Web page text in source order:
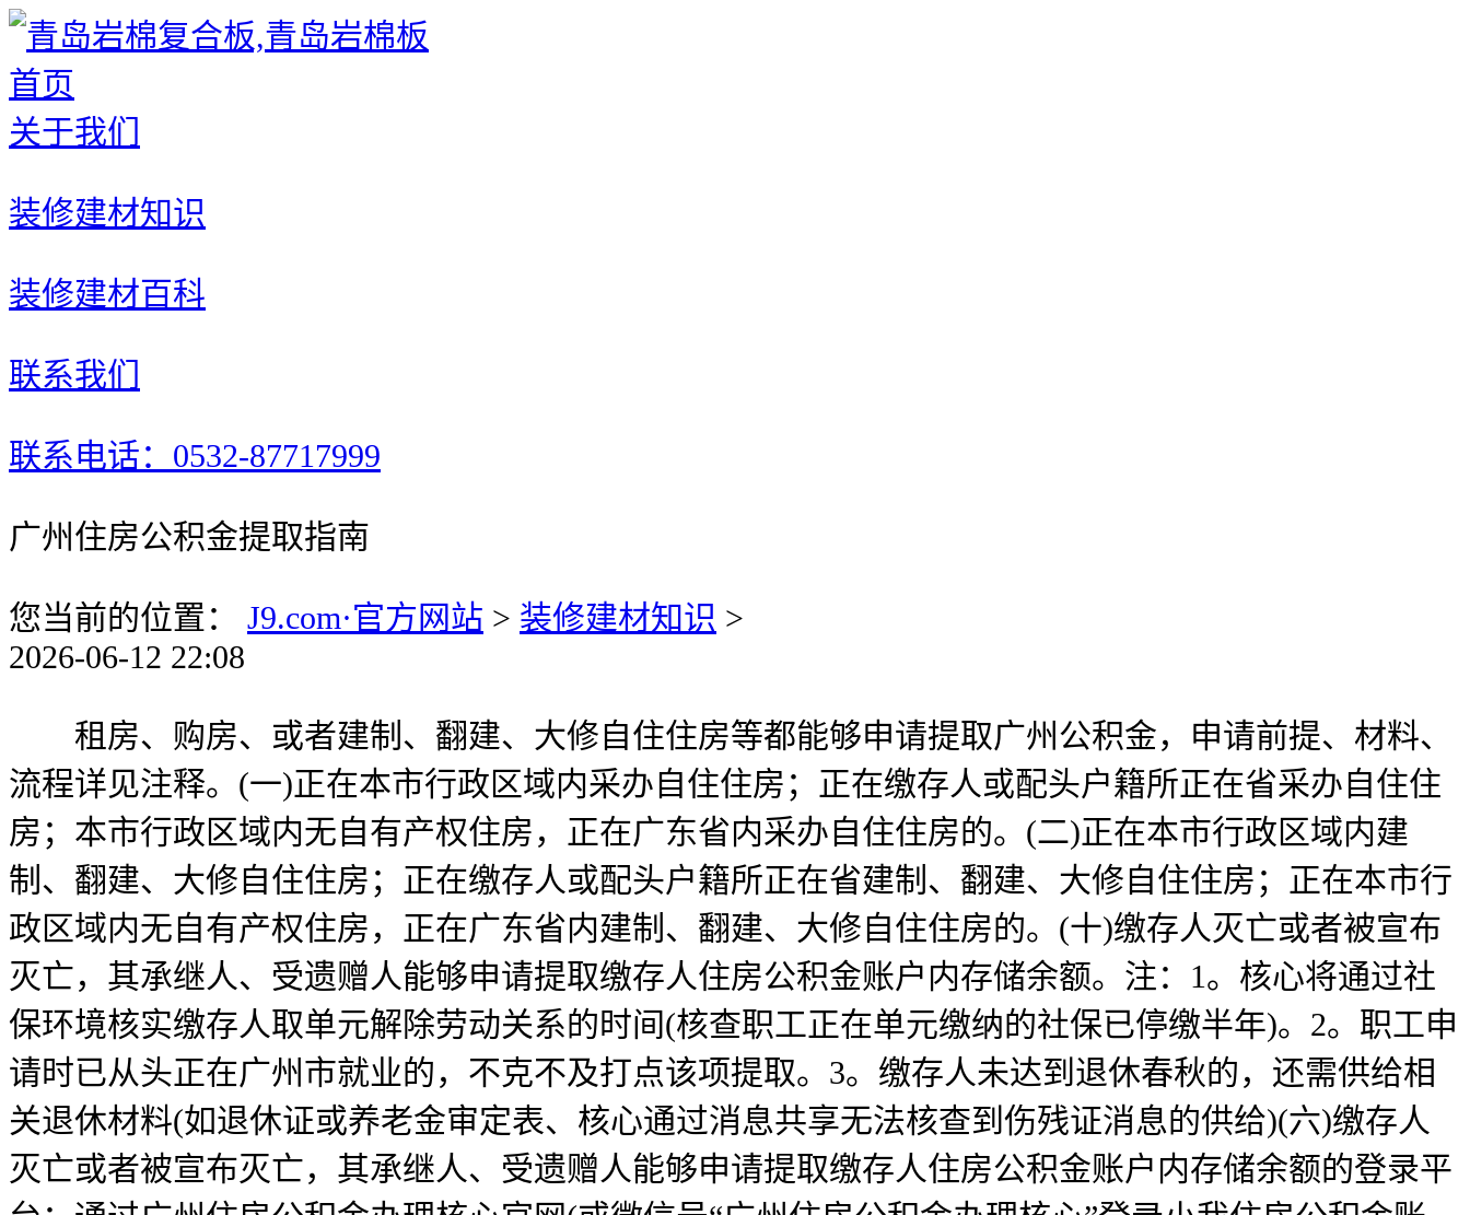
首页
关于我们
装修建材知识
装修建材百科
联系我们
联系电话：0532-87717999
广州住房公积金提取指南
您当前的位置： J9.com·官方网站 > 装修建材知识 >
2026-06-12 22:08
租房、购房、或者建制、翻建、大修自住住房等都能够申请提取广州公积金，申请前提、材料、
流程详见注释。(一)正在本市行政区域内采办自住住房；正在缴存人或配头户籍所正在省采办自住住
房；本市行政区域内无自有产权住房，正在广东省内采办自住住房的。(二)正在本市行政区域内建
制、翻建、大修自住住房；正在缴存人或配头户籍所正在省建制、翻建、大修自住住房；正在本市行
政区域内无自有产权住房，正在广东省内建制、翻建、大修自住住房的。(十)缴存人灭亡或者被宣布
灭亡，其承继人、受遗赠人能够申请提取缴存人住房公积金账户内存储余额。注：1。核心将通过社
保环境核实缴存人取单元解除劳动关系的时间(核查职工正在单元缴纳的社保已停缴半年)。2。职工申
请时已从头正在广州市就业的，不克不及打点该项提取。3。缴存人未达到退休春秋的，还需供给相
关退休材料(如退休证或养老金审定表、核心通过消息共享无法核查到伤残证消息的供给)(六)缴存人
灭亡或者被宣布灭亡，其承继人、受遗赠人能够申请提取缴存人住房公积金账户内存储余额的登录平